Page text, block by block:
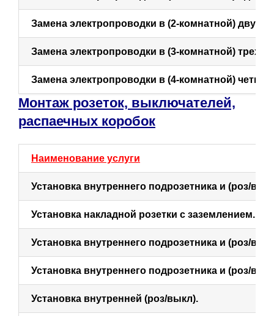
Замена электропроводки в (2-комнатной)
Замена электропроводки в (3-комнатной)
Замена электропроводки в (4-комнатной)
Монтаж розеток, выключателей,
распаечных коробок
Наименование услуги
Установка внутреннего подрозетника и (роз/
Установка накладной розетки с заземлением.
Установка внутреннего подрозетника и (роз/
Установка внутреннего подрозетника и (роз/
Установка внутренней (роз/выкл).